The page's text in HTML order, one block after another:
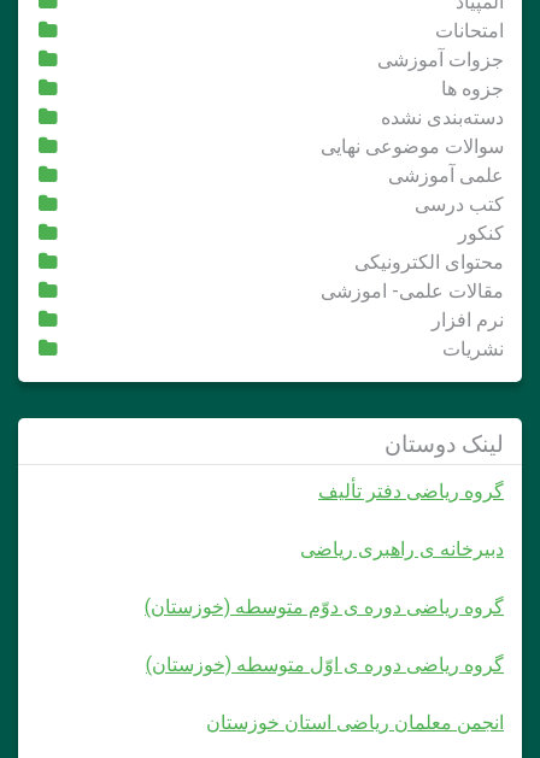
امتحانات
جزوات آموزشی
جزوه ها
دسته‌بندی نشده
سوالات موضوعی نهایی
علمی آموزشی
کتب درسی
کنکور
محتوای الکترونیکی
مقالات علمی- اموزشی
نرم افزار
نشریات
لینک دوستان
گروه ریاضی دفتر تألیف
دبیرخانه ی راهبری ریاضی
گروه ریاضی دوره ی دوّم متوسطه (خوزستان)
گروه ریاضی دوره ی اوّل متوسطه (خوزستان)
انجمن معلمان ریاضی استان خوزستان